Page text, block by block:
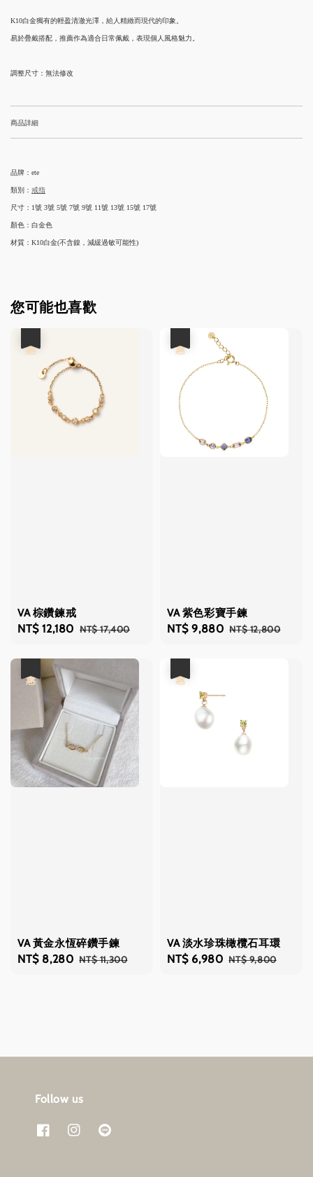
K10白金獨有的輕盈清澈光澤，給人精緻而現代的印象。
易於疊戴搭配，推薦作為適合日常佩戴，表現個人風格魅力。
調整尺寸：無法修改
商品詳細
品牌：ete
類別： 戒指
尺寸：1號 3號 5號 7號 9號 11號 13號 15號 17號
顏色：白金色
材質：K10白金(不含鎳，減緩過敏可能性)
您可能也喜歡
VA 棕鑽鍊戒
Sale
NT$ 12,180 Regular
NT$ 17,400
VA 紫色彩寶手鍊
Sale
NT$ 9,880 Regular
NT$ 12,800
VA 黃金永恆碎鑽手鍊
Sale
NT$ 8,280 Regular
NT$ 11,300
VA 淡水珍珠橄欖石耳環
Sale
NT$ 6,980 Regular
NT$ 9,800
Follow us